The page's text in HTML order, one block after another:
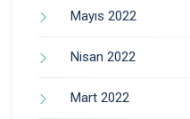
Mayıs 2022
Nisan 2022
Mart 2022